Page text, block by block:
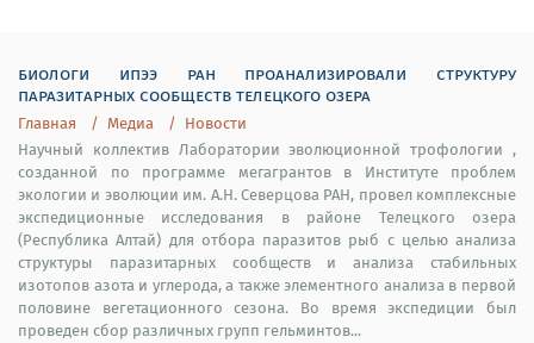
биологи ипээ ран проанализировали структуру
паразитарных сообществ телецкого озера
Главная Медиа
Новости
Научный коллектив Лаборатории эволюционной трофологии ,
созданной по программе мегагрантов в Институте проблем
экологии и эволюции им. А.Н. Северцова РАН, провел комплексные
экспедиционные исследования в районе Телецкого озера
(Республика Алтай) для отбора паразитов рыб с целью анализа
структуры паразитарных сообществ и анализа стабильных
изотопов азота и углерода, а также элементного анализа в первой
половине вегетационного сезона. Во время экспедиции был
проведен сбор различных групп гельминтов...